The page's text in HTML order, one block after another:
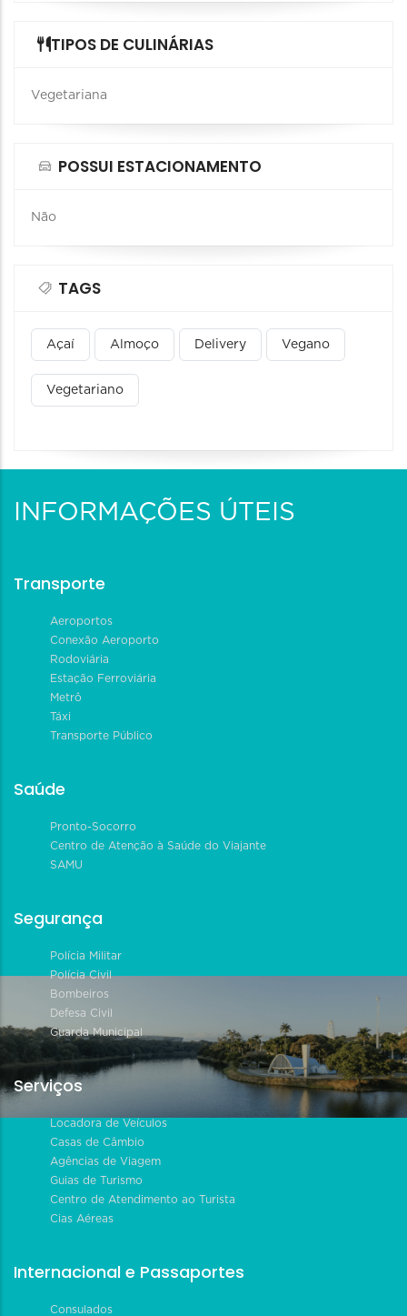
TIPOS DE CULINÁRIAS
Vegetariana
POSSUI ESTACIONAMENTO
Não
TAGS
Açaí Almoço Delivery Vegano
Vegetariano
INFORMAÇÕES ÚTEIS
Transporte
Aeroportos
Conexão Aeroporto
Rodoviária
Estação Ferroviária
Metrô
Táxi
Transporte Público
Saúde
Pronto-Socorro
Centro de Atenção à Saúde do Viajante
SAMU
Segurança
Polícia Militar
Polícia Civil
Bombeiros
Defesa Civil
Guarda Municipal
Serviços
Locadora de Veículos
Casas de Câmbio
Agências de Viagem
Guias de Turismo
Centro de Atendimento ao Turista
Cias Aéreas
Internacional e Passaportes
Consulados